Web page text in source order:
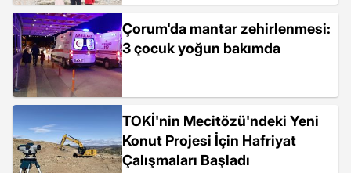
Çorum'da mantar zehirlenmesi:
3 çocuk yoğun bakımda
TOKİ'nin Mecitözü'ndeki Yeni
Konut Projesi İçin Hafriyat
Çalışmaları Başladı